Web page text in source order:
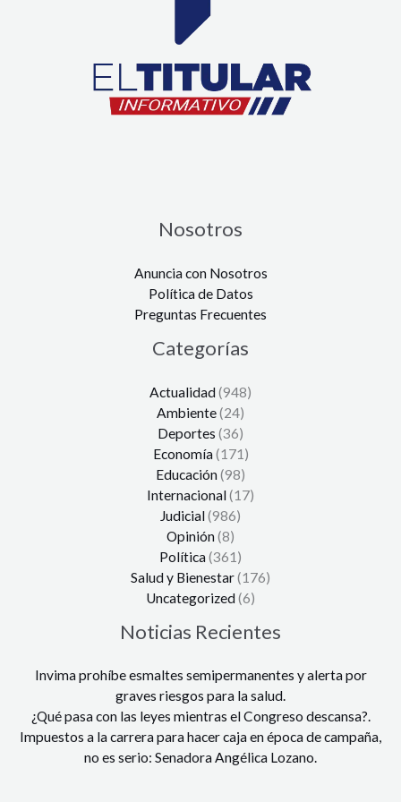
Nosotros
Anuncia con Nosotros
Política de Datos
Preguntas Frecuentes
Categorías
Actualidad(948)
Ambiente(24)
Deportes (36)
Economía(171)
Educación(98)
Internacional(17)
Judicial(986)
Opinión(8)
Política(361)
Salud y Bienestar(176)
Uncategorized(6)
Noticias Recientes
Invima prohíbe esmaltes semipermanentes y alerta por
graves riesgos para la salud.
¿Qué pasa con las leyes mientras el Congreso descansa?.
Impuestos a la carrera para hacer caja en época de campaña,
no es serio: Senadora Angélica Lozano.